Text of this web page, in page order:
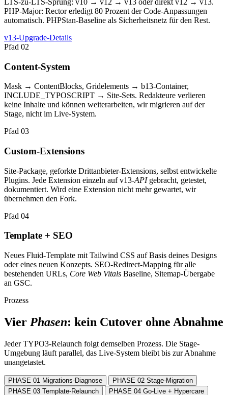
PHP-Major: Rector erledigt 80 Prozent der Code-Anpassungen
automatisch. PHPStan-Baseline als Sicherheitsnetz für den Rest.
v13-Upgrade-Details
Pfad 02
Content-System
Mask → ContentBlocks, Gridelements → b13-Container,
INCLUDE_TYPOSCRIPT → Site-Sets. Redakteure verlieren
keine Inhalte und können weiterarbeiten, wir migrieren auf der
Stage, nicht im Live-System.
Pfad 03
Custom-Extensions
Site-Package, geforkte Drittanbieter-Extensions, selbst entwickelte
Plugins. Jede Extension einzeln auf v13-APIgebracht, getestet,
dokumentiert. Wird eine Extension nicht mehr gewartet, wir
übernehmen den Fork.
Pfad 04
Template + SEO
Neues Fluid-Template mit Tailwind CSS auf Basis deines Designs
oder eines neuen Konzepts. SEO-Redirect-Mapping für alle
bestehenden URLs, Core Web Vitals Baseline, Sitemap-Übergabe
an GSC.
Prozess
Vier Phasen: kein Cutover ohne Abnahme
Jeder TYPO3-Relaunch folgt demselben Prozess. Die Stage-
Umgebung läuft parallel, das Live-System bleibt bis zur Abnahme
unangetastet.
PHASE 01 Migrations-Diagnose PHASE 02 Stage-Migration
PHASE 03 Template-Relaunch PHASE 04 Go-Live + Hypercare